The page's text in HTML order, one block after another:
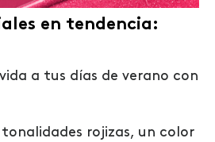
en tendencia:
a tus días de verano con
tonalidades rojizas, un color